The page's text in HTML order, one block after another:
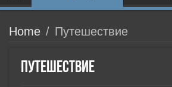
Home / Путешествие
Путешествие